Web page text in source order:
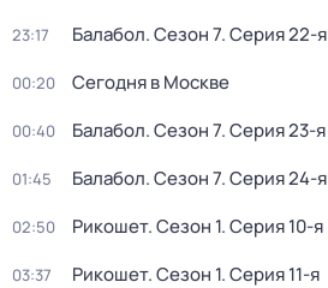
23:17 Балабол. Сезон 7. Серия 22-я
00:20 Сегодня в Москве
00:40 Балабол. Сезон 7. Серия 23-я
01:45 Балабол. Сезон 7. Серия 24-я
02:50 Рикошет. Сезон 1. Серия 10-я
03:37 Рикошет. Сезон 1. Серия 11-я